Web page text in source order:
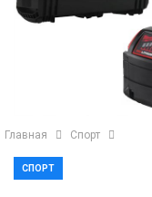
Главная Спорт
СПОРТ